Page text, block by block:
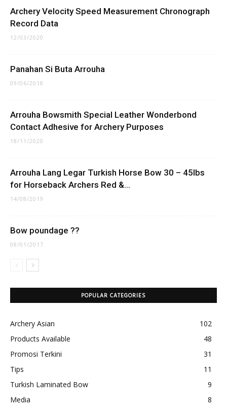
Archery Velocity Speed Measurement Chronograph
Record Data
12/03/2020
Panahan Si Buta Arrouha
09/06/2018
Arrouha Bowsmith Special Leather Wonderbond
Contact Adhesive for Archery Purposes
18/11/2020
Arrouha Lang Legar Turkish Horse Bow 30 – 45lbs
for Horseback Archers Red &...
14/08/2019
Bow poundage ??
08/01/2017
POPULAR CATEGORIES
Archery Asian
102
Products Available
48
Promosi Terkini
31
Tips
11
Turkish Laminated Bow
9
Media
8